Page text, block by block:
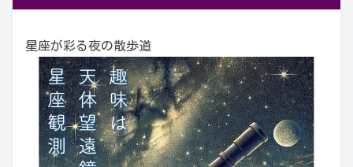
星座が彩る夜の散歩道